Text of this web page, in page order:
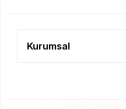
Kurumsal